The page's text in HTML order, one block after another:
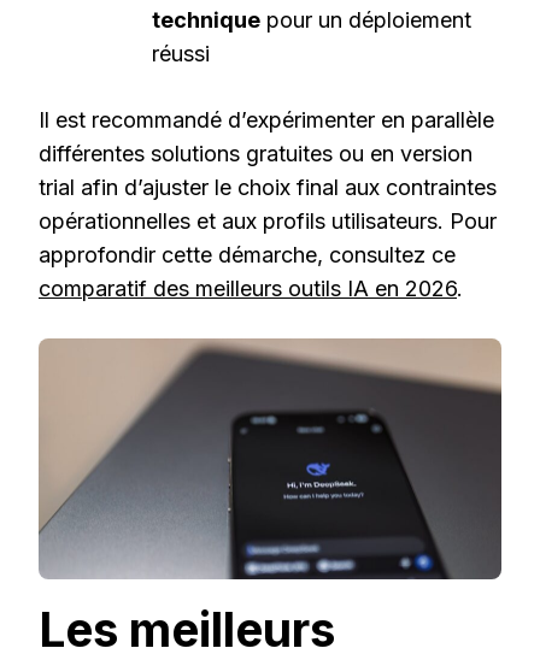
technique pour un déploiement
réussi
Il est recommandé d’expérimenter en parallèle
différentes solutions gratuites ou en version
trial afin d’ajuster le choix final aux contraintes
opérationnelles et aux profils utilisateurs. Pour
approfondir cette démarche, consultez ce
comparatif des meilleurs outils IA en 2026.
Les meilleurs